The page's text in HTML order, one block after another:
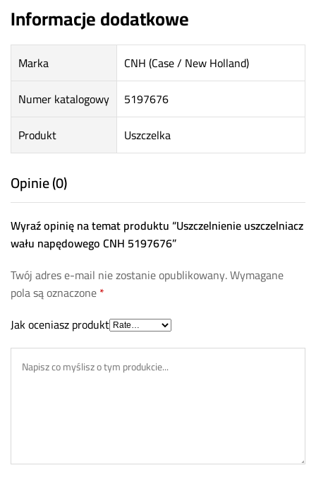
Informacje dodatkowe
Marka
CNH (Case / New Holland)
Numer katalogowy
5197676
Produkt
Uszczelka
Opinie (0)
Wyraź opinię na temat produktu “Uszczelnienie uszczelniacz
wału napędowego CNH 5197676”
Twój adres e-mail nie zostanie opublikowany.Wymagane
pola są oznaczone*
Jak oceniasz produkt